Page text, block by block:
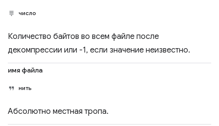
число
Количество байтов во всем файле после
декомпрессии или -1, если значение неизвестно.
имя файла
нить
Абсолютно местная тропа.